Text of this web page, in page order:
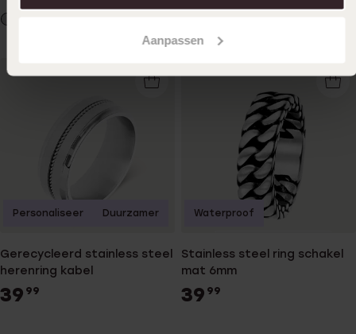
Aanpassen
2999
Gerecycleerd stainless steel
herenring kabel
39 99
Personaliseer Duurzamer
Stainless steel ring schakel
mat 6mm
39 99
Waterproof